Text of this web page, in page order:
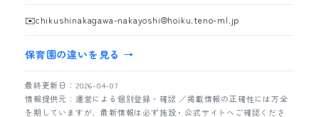
✉️chikushinakagawa-nakayoshi@hoiku.teno-ml.jp
保育園の違いを見る →
最終更新日：2026-04-07
情報提供元：運営による個別登録・確認 ／掲載情報の正確性には万全
を期していますが、最新情報は必ず施設・公式サイトへご確認くださ